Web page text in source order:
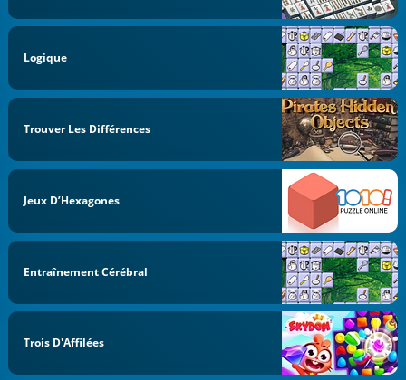
Logique
Trouver Les Différences
Jeux D’Hexagones
Entraînement Cérébral
Trois D'Affilées